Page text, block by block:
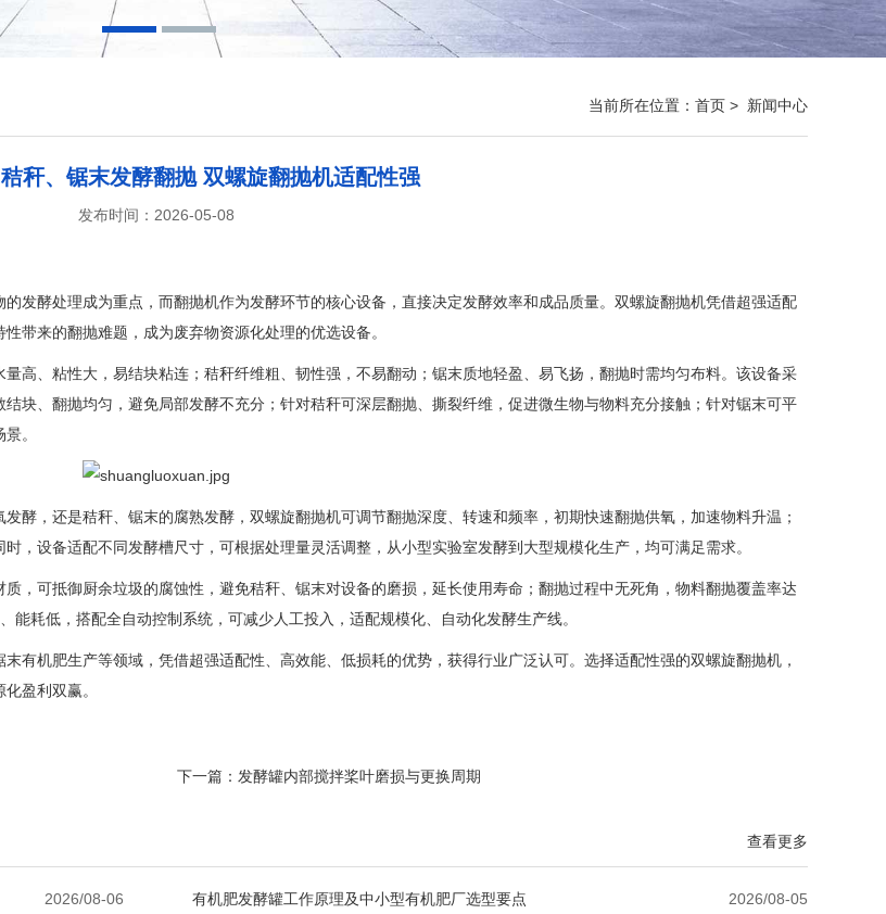
当前所在位置： 首页 > 新闻中心
秆、锯末发酵翻抛 双螺旋翻抛机适配性强
发布时间：2026-05-08
发酵处理成为重点，而翻抛机作为发酵环节的核心设备，直接决定发酵效率和成品质量。双螺旋翻抛机凭借超强适配
带来的翻抛难题，成为废弃物资源化处理的优选设备。
高、粘性大，易结块粘连；秸秆纤维粗、韧性强，不易翻动；锯末质地轻盈、易飞扬，翻抛时需均匀布料。该设备采
块、翻抛均匀，避免局部发酵不充分；针对秸秆可深层翻抛、撕裂纤维，促进微生物与物料充分接触；针对锯末可平
。
酵，还是秸秆、锯末的腐熟发酵，双螺旋翻抛机可调节翻抛深度、转速和频率，初期快速翻抛供氧，加速物料升温；
，设备适配不同发酵槽尺寸，可根据处理量灵活调整，从小型实验室发酵到大型规模化生产，均可满足需求。
，可抵御厨余垃圾的腐蚀性，避免秸秆、锯末对设备的磨损，延长使用寿命；翻抛过程中无死角，物料翻抛覆盖率达
耗低，搭配全自动控制系统，可减少人工投入，适配规模化、自动化发酵生产线。
有机肥生产等领域，凭借超强适配性、高效能、低损耗的优势，获得行业广泛认可。选择适配性强的双螺旋翻抛机，
盈利双赢。
下一篇： 发酵罐内部搅拌桨叶磨损与更换周期
查看更多
2026/08-06 有机肥发酵罐工作原理及中小型有机肥厂选型要点 2026/08-05